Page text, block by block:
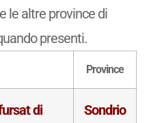
le altre province di
presenti.
Province
di
Sondrio